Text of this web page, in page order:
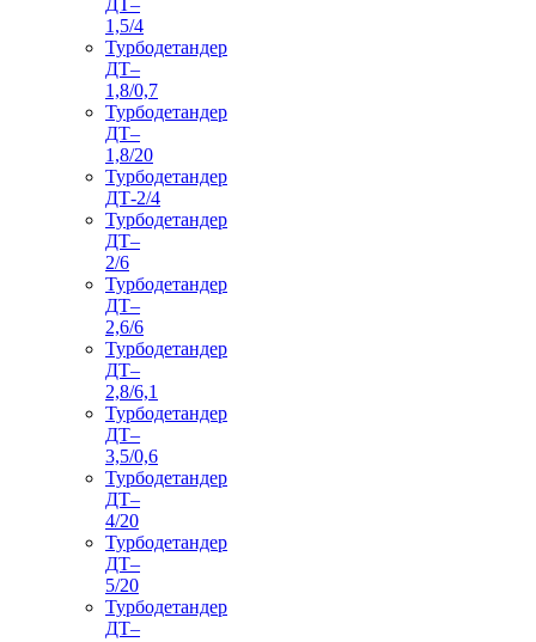
1,5/4
Турбодетандер
ДТ–
1,8/0,7
Турбодетандер
ДТ–
1,8/20
Турбодетандер
ДТ-2/4
Турбодетандер
ДТ–
2/6
Турбодетандер
ДТ–
2,6/6
Турбодетандер
ДТ–
2,8/6,1
Турбодетандер
ДТ–
3,5/0,6
Турбодетандер
ДТ–
4/20
Турбодетандер
ДТ–
5/20
Турбодетандер
ДТ–